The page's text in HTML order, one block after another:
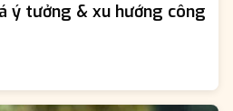
ý tưởng & xu hướng công